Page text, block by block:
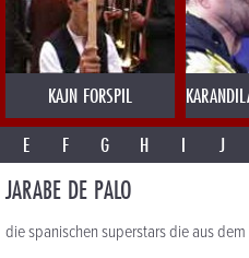
KAJN FORSPIL
E F G H I J
JARABE DE PALO
die spanischen superstars die aus